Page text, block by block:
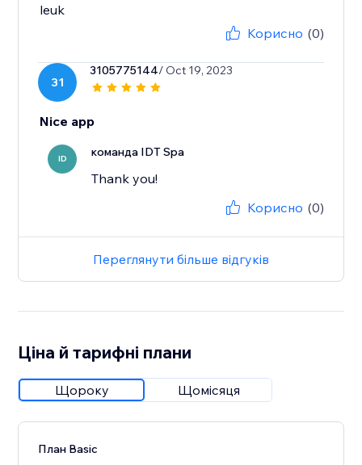
leuk
Корисно (0)
31
3105775144/ Oct 19, 2023
Nice app
ID команда IDT Spa
Thank you!
Корисно (0)
Переглянути більше відгуків
Ціна й тарифні плани
Щороку Щомісяця
План Basic